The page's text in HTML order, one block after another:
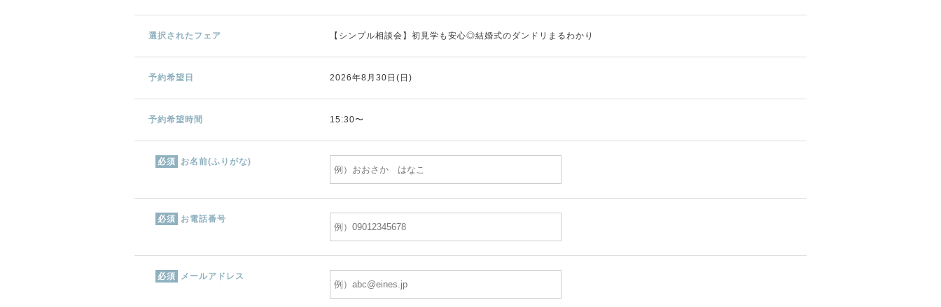
選択されたフェア 【シンプル相談会】初見学も安心◎結婚式のダンドリまるわかり
予約希望日 2026年8月30日(日)
予約希望時間 15:30〜
必須 お名前(ふりがな)
必須 お電話番号
必須 メールアドレス